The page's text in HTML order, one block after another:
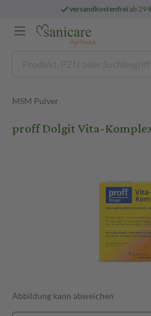
versandkostenfreiab 29
MSM Pulver
proff Dolgit Vita-
Abbildung kann abweichen